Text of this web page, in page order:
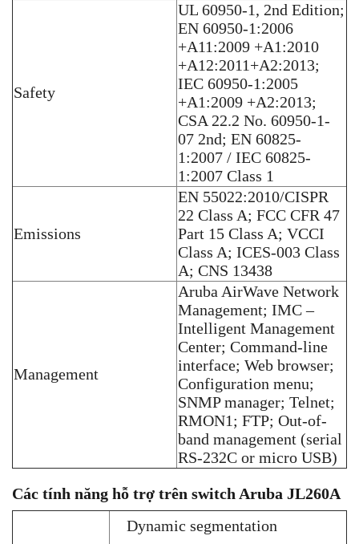
Safety
UL 60950-1, 2nd Edition;
EN 60950-1:2006
+A11:2009 +A1:2010
+A12:2011+A2:2013;
IEC 60950-1:2005
+A1:2009 +A2:2013;
CSA 22.2 No. 60950-1-
07 2nd; EN 60825-
1:2007 / IEC 60825-
1:2007 Class 1
Emissions
EN 55022:2010/CISPR
22 Class A; FCC CFR 47
Part 15 Class A; VCCI
Class A; ICES-003 Class
A; CNS 13438
Management
Aruba AirWave Network
Management; IMC –
Intelligent Management
Center; Command-line
interface; Web browser;
Configuration menu;
SNMP manager; Telnet;
RMON1; FTP; Out-of-
band management (serial
RS-232C or micro USB)
Các tính năng hỗ trợ trên switch Aruba ​JL260A
Dynamic segmentation